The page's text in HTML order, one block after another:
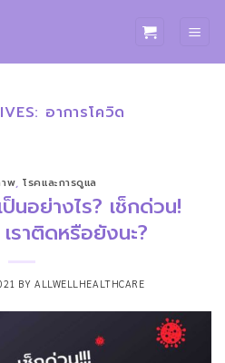
อาการโควิด
พ,โรคและการดูแล
นอย่างไร? เช็กด่วน!
ราติดหรือยังนะ?
BY ALLWELLHEALTHCARE